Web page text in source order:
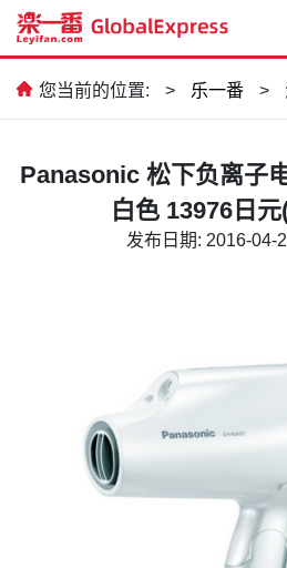
您当前的位置: > 乐一番 >
Panasonic 松下负离子
白色 13976日
发布日期: 2016-04-